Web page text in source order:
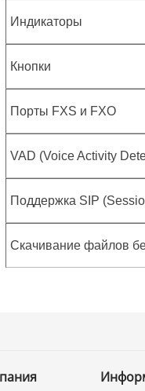
Индикаторы
Кнопки
Порты FXS и FXO
VAD (Voice Activity
Поддержка SIP
Скачивание файлов